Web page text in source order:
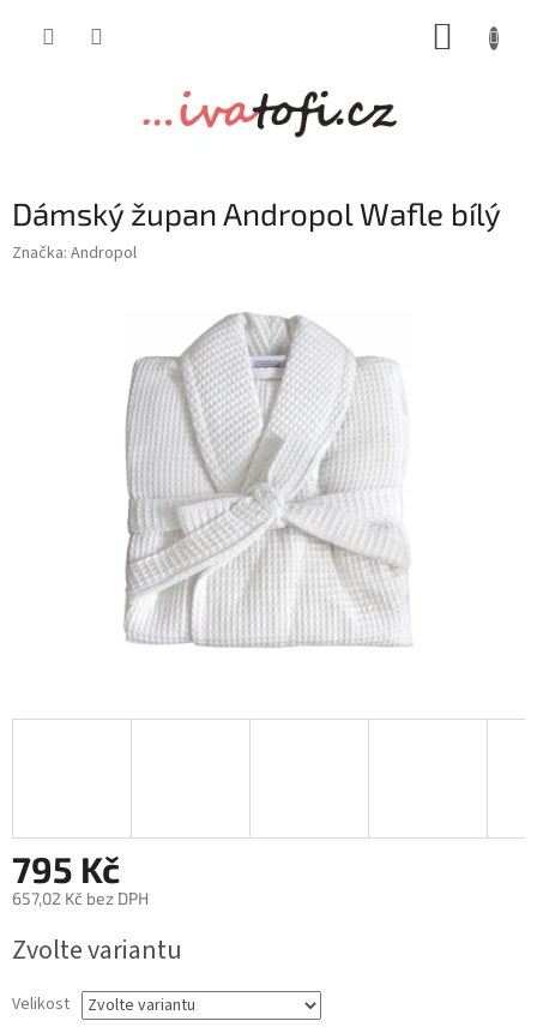
Dámský župan Andropol Wafle bílý
Značka: Andropol
795 Kč
657,02 Kč bez DPH
cena:
Zvolte variantu
Velikost